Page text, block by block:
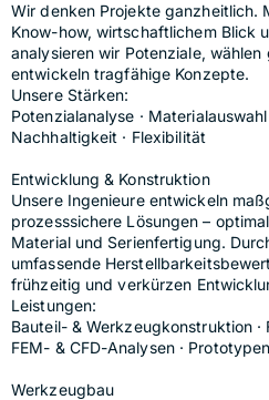
Wir denken Projekte ganzheitlich.
Know-how, wirtschaftlichem Blick
analysieren wir Potenziale,
entwickeln tragfähige Konzepte.
Unsere Stärken:
Potenzialanalyse ·
Nachhaltigkeit · Flexibilität
Entwicklung & Konstruktion
Unsere Ingenieure entwickeln
prozesssichere Lösungen –
Material und Serienfertigung.
umfassende
frühzeitig und verkürzen
Leistungen:
Bauteil- & Werkzeugkonstruktion ·
FEM- & CFD-Analysen ·
Werkzeugbau